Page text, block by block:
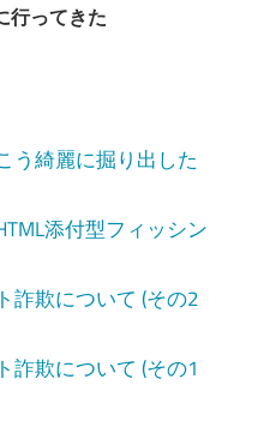
行ってきた
う綺麗に掘り出した
添付型フィッシン
詐欺について (その2
詐欺について (その1